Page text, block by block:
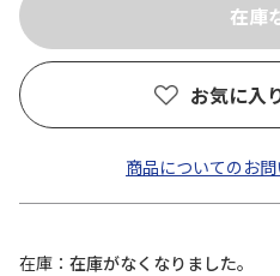
お気に入
商品についてのお
在庫
在庫がなくなりました。